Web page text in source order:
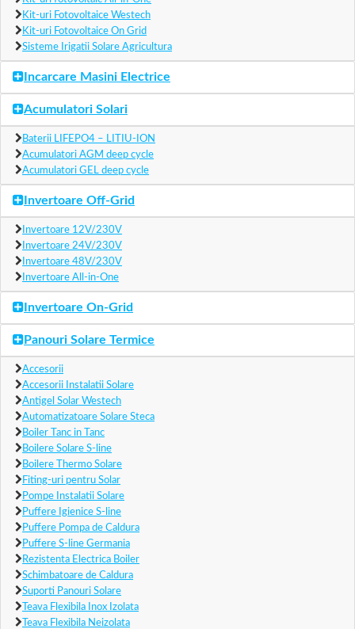
Kit-uri Fotovoltaice Westech
Kit-uri Fotovoltaice On Grid
Sisteme Irigatii Solare Agricultura
Incarcare Masini Electrice
Acumulatori Solari
Baterii LIFEPO4 – LITIU-ION
Acumulatori AGM deep cycle
Acumulatori GEL deep cycle
Invertoare Off-Grid
Invertoare 12V/230V
Invertoare 24V/230V
Invertoare 48V/230V
Invertoare All-in-One
Invertoare On-Grid
Panouri Solare Termice
Accesorii
Accesorii Instalatii Solare
Antigel Solar Westech
Automatizatoare Solare Steca
Boiler Tanc in Tanc
Boilere Solare S-line
Boilere Thermo Solare
Fiting-uri pentru Solar
Pompe Instalatii Solare
Puffere Igienice S-line
Puffere Pompa de Caldura
Puffere S-line Germania
Rezistenta Electrica Boiler
Schimbatoare de Caldura
Suporti Panouri Solare
Teava Flexibila Inox Izolata
Teava Flexibila Neizolata